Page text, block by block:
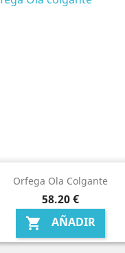
Orfega Ola Colgante
Precio
58,20 €
 AÑADIR